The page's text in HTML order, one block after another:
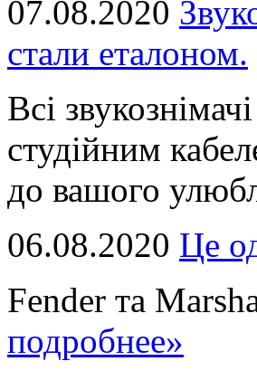
07.08.2020
стали еталоном.
Всі
студійним
до вашого
06.08.2020 Це
Fender та
подробнее»